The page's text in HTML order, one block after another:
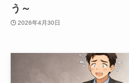
う～
2026年4月30日